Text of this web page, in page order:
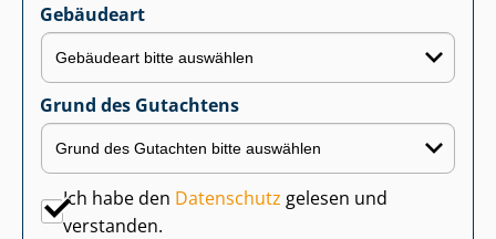
Gebäudeart
Grund des Gutachtens
Ich habe den Datenschutz gelesen und
verstanden.